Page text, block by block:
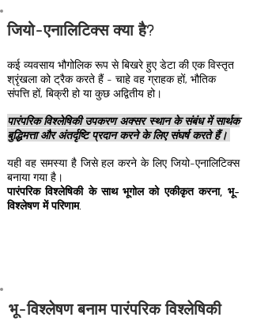
जियो-एनालिटिक्स क्या है?
कई व्यवसाय भौगोलिक रूप से बिखरे हुए डेटा की एक विस्तृत
श्रृंखला को ट्रैक करते हैं - चाहे वह ग्राहक हों, भौतिक
संपत्ति हों, बिक्री हो या कुछ अद्वितीय हो।
पारंपरिक विश्लेषिकी उपकरण अक्सर स्थान के संबंध में सार्थक
बुद्धिमत्ता और अंतर्दृष्टि प्रदान करने के लिए संघर्ष करते हैं।
यही वह समस्या है जिसे हल करने के लिए जियो-एनालिटिक्स
बनाया गया है।
पारंपरिक विश्लेषिकी के साथ भूगोल को एकीकृत करना, भू-
विश्लेषण में परिणाम.
भू-विश्लेषण बनाम पारंपरिक विश्लेषिकी